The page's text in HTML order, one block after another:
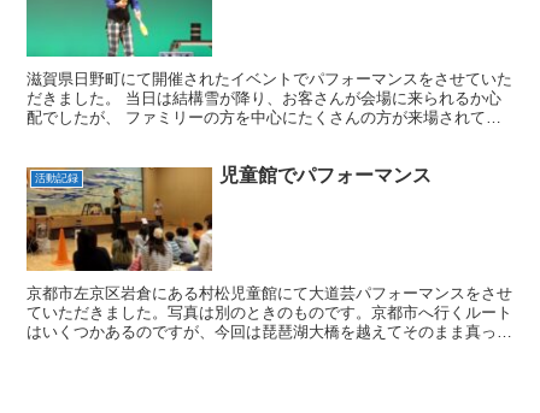
滋賀県日野町にて開催されたイベントでパフォーマンスをさせていた
だきました。 当日は結構雪が降り、お客さんが会場に来られるか心
配でしたが、 ファミリーの方を中心にたくさんの方が来場されてお
活動記録 児童館でパフォーマンス
京都市左京区岩倉にある村松児童館にて大道芸パフォーマンスをさせ
ていただきました。写真は別のときのものです。京都市へ行くルート
はいくつかあるのですが、今回は琵琶湖大橋を越えてそのまま真っ直